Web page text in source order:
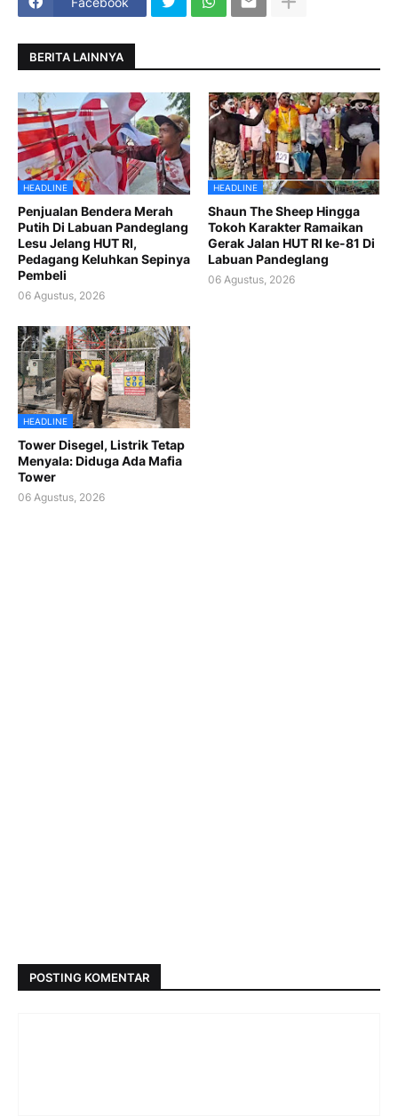
BERITA LAINNYA
HEADLINE
Penjualan Bendera Merah
Putih Di Labuan Pandeglang
Lesu Jelang HUT RI,
Pedagang Keluhkan Sepinya
Pembeli
06 Agustus, 2026
HEADLINE
Shaun The Sheep Hingga
Tokoh Karakter Ramaikan
Gerak Jalan HUT RI ke-81 Di
Labuan Pandeglang
06 Agustus, 2026
HEADLINE
Tower Disegel, Listrik Tetap
Menyala: Diduga Ada Mafia
Tower
06 Agustus, 2026
POSTING KOMENTAR